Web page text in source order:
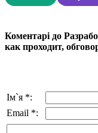
Коментарі до
как проходит,
Ім`я *:
Email *: